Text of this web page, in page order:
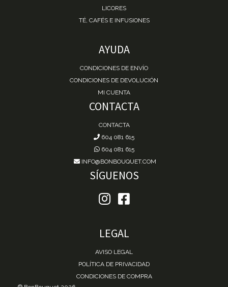
LICORES
TÉ, CAFÉS E INFUSIONES
AYUDA
CONDICIONES DE ENVÍO
CONDICIONES DE DEVOLUCIÓN
MI CUENTA
CONTACTA
CONTACTA
604 081 615
604 081 615
INFO@BONBOUQUET.COM
SÍGUENOS
LEGAL
AVISO LEGAL
POLÍTICA DE PRIVACIDAD
CONDICIONES DE COMPRA